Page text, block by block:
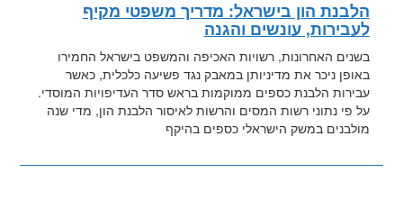
הלבנת הון בישראל: מדריך משפטי מקיף
לעבירות, עונשים והגנה
בשנים האחרונות, רשויות האכיפה והמשפט בישראל החמירו
באופן ניכר את מדיניותן במאבק נגד פשיעה כלכלית, כאשר
עבירות הלבנת כספים ממוקמות בראש סדר העדיפויות המוסדי.
על פי נתוני רשות המסים והרשות לאיסור הלבנת הון, מדי שנה
מולבנים במשק הישראלי כספים בהיקף